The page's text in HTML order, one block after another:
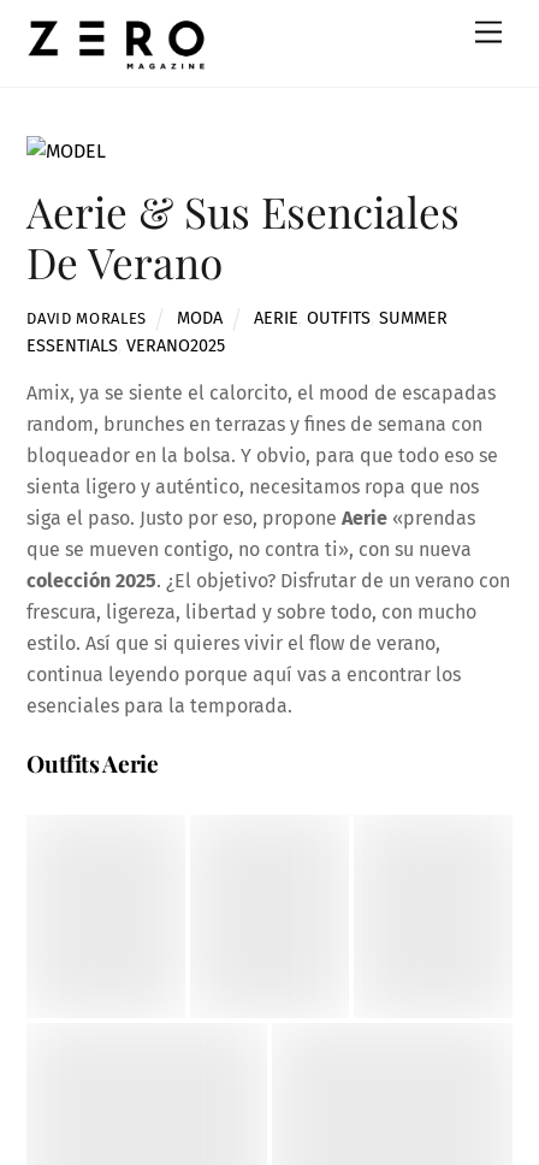
Aerie & Sus Esenciales
De Verano
DAVID MORALES MODA AERIE OUTFITS, SUMMER
ESSENTIALS ,VERANO2025
Amix, ya se siente el calorcito, el mood de escapadas
random, brunches en terrazas y fines de semana con
bloqueador en la bolsa. Y obvio, para que todo eso se
sienta ligero y auténtico, necesitamos ropa que nos
siga el paso. Justo por eso, proponeAerie «prendas
que se mueven contigo, no contra ti», con su nueva
colección 2025. ¿El objetivo? Disfrutar de un verano con
frescura, ligereza, libertad y sobre todo, con mucho
estilo. Así que si quieres vivir el flow de verano,
continua leyendo porque aquí vas a encontrar los
esenciales para la temporada.
Outfits Aerie